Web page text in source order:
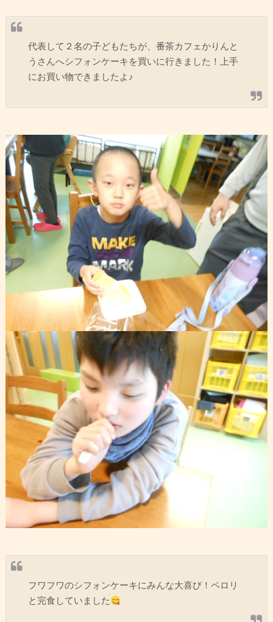
代表して２名の子どもたちが、番茶カフェかりんと
うさんへシフォンケーキを買いに行きました！上手
にお買い物できましたよ♪
フワフワのシフォンケーキにみんな大喜び！ペロリ
と完食していました